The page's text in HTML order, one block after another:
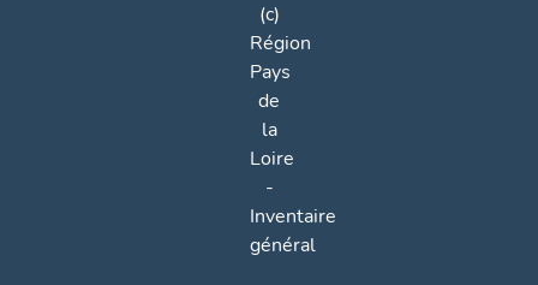
(c)
Région
Pays
de
la
Loire
-
Inventaire
général